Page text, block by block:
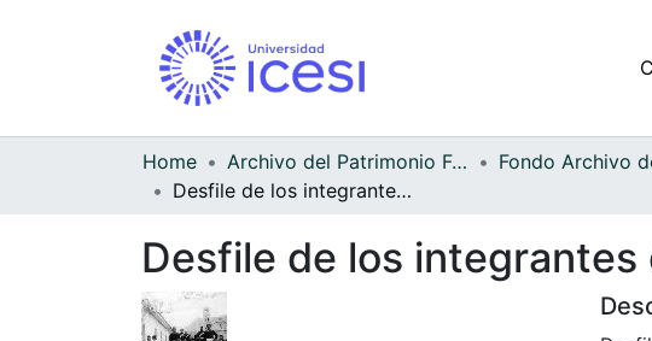
Home Archivo del Patrimonio Fotográfico y Fílmico del Valle del Cauca
Desfile de los integrantes del equipo de fútbol del municipio de Vijes
Desfile de los